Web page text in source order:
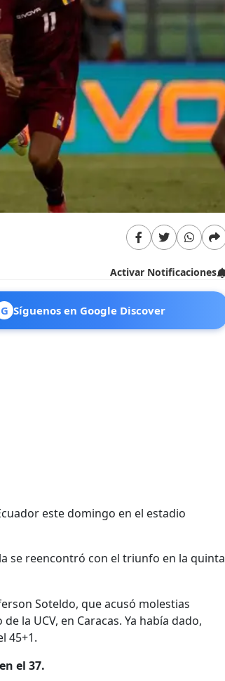
Activar Notificaciones
G Síguenos en Google Discover
este domingo en el estadio
se reencontró con el triunfo en la quinta
Soteldo, que acusó molestias
la UCV, en Caracas. Ya había dado,
45+1.
el 37.